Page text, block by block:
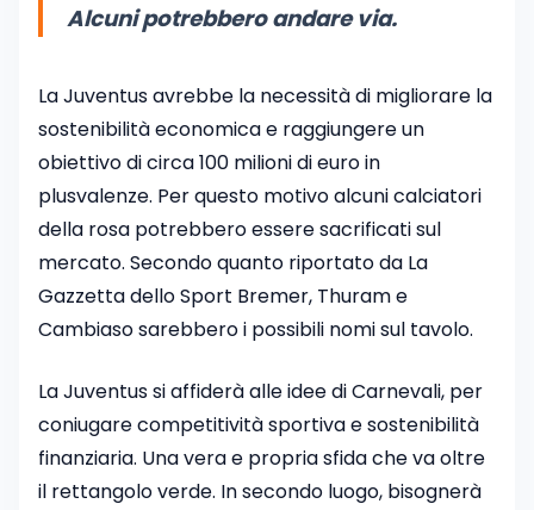
Alcuni potrebbero andare via.
La Juventus avrebbe la necessità di migliorare la
sostenibilità economica e raggiungere un
obiettivo di circa 100 milioni di euro in
plusvalenze. Per questo motivo alcuni calciatori
della rosa potrebbero essere sacrificati sul
mercato. Secondo quanto riportato da La
Gazzetta dello Sport Bremer, Thuram e
Cambiaso sarebbero i possibili nomi sul tavolo.
La Juventus si affiderà alle idee di Carnevali, per
coniugare competitività sportiva e sostenibilità
finanziaria. Una vera e propria sfida che va oltre
il rettangolo verde. In secondo luogo, bisognerà